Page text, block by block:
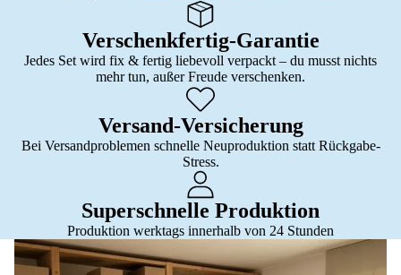
Verschenkfertig-Garantie
Jedes Set wird fix & fertig liebevoll verpackt – du musst nichts
mehr tun, außer Freude verschenken.
Versand-Versicherung
Bei Versandproblemen schnelle Neuproduktion statt Rückgabe-
Stress.
Superschnelle Produktion
Produktion werktags innerhalb von 24 Stunden